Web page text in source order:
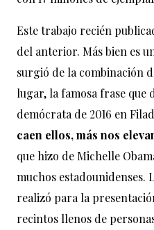
Este trabajo recién
del anterior. Más bien es
surgió de la combinación
lugar, la famosa frase que
demócrata de 2016 en
caen ellos, más nos
que hizo de Michelle
muchos estadounidenses.
realizó para la
recintos llenos de